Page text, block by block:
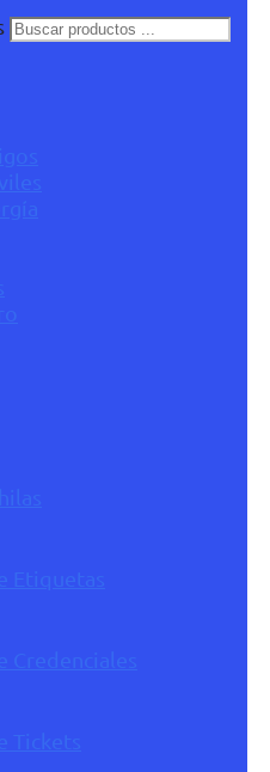
Etiquetas
Credenciales
Tickets